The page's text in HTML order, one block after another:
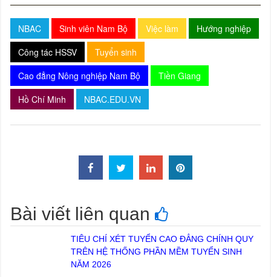
NBAC Sinh viên Nam Bộ Việc làm
Hướng nghiệp
Công tác HSSV
Tuyển sinh
Cao đẳng Nông nghiệp Nam Bộ
Tiền Giang
Hồ Chí Minh
NBAC.EDU.VN
Bài viết liên quan
TIÊU CHÍ XÉT TUYỂN CAO ĐẲNG CHÍNH QUY
TRÊN HỆ THỐNG PHẦN MỀM TUYỂN SINH
NĂM 2026